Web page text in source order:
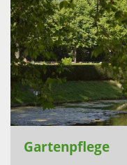
Gartenpflege